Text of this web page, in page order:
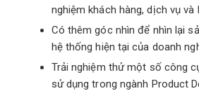
nghiệm khách hàng, dịch vụ và
Có thêm góc nhìn để nhìn lại
hệ thống hiện tại của doanh
Trải nghiệm thử một số công
sử dụng trong ngành Product